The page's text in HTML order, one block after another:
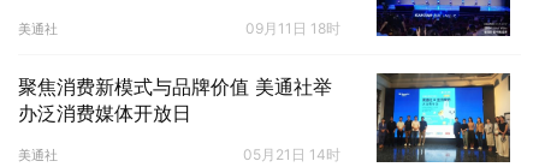
美通社 09月11日 18时
聚焦消费新模式与品牌价值 美通社举
办泛消费媒体开放日
美通社 05月21日 14时